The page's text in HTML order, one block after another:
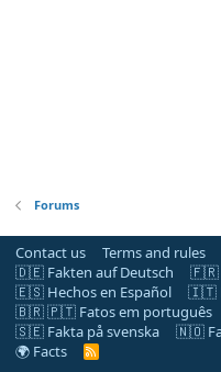
Forums
Contact us Terms and rules
🇩🇪 Fakten auf Deutsch
🇫🇷
🇪🇸 Hechos en Español
🇮🇹
🇧🇷 🇵🇹 Fatos em português
🇸🇪 Fakta på svenska
🇳🇴
🌍 Facts
R